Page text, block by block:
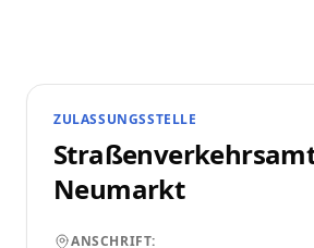
ZULASSUNGSSTELLE
Neumarkt
ANSCHRIFT: